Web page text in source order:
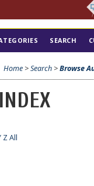
SEARCH
Home >Search >Browse
ZAll